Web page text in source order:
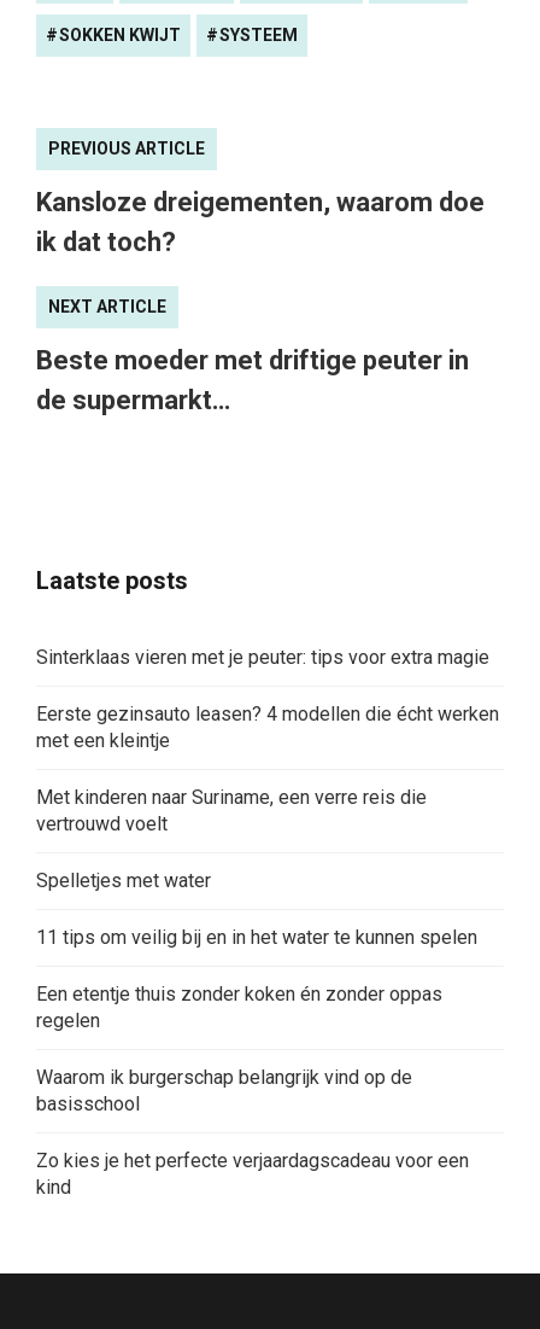
SOKKEN KWIJT SYSTEEM
PREVIOUS ARTICLE
Kansloze dreigementen, waarom doe
ik dat toch?
NEXT ARTICLE
Beste moeder met driftige peuter in
de supermarkt…
Laatste posts
Sinterklaas vieren met je peuter: tips voor extra magie
Eerste gezinsauto leasen? 4 modellen die écht werken
met een kleintje
Met kinderen naar Suriname, een verre reis die
vertrouwd voelt
Spelletjes met water
11 tips om veilig bij en in het water te kunnen spelen
Een etentje thuis zonder koken én zonder oppas
regelen
Waarom ik burgerschap belangrijk vind op de
basisschool
Zo kies je het perfecte verjaardagscadeau voor een
kind